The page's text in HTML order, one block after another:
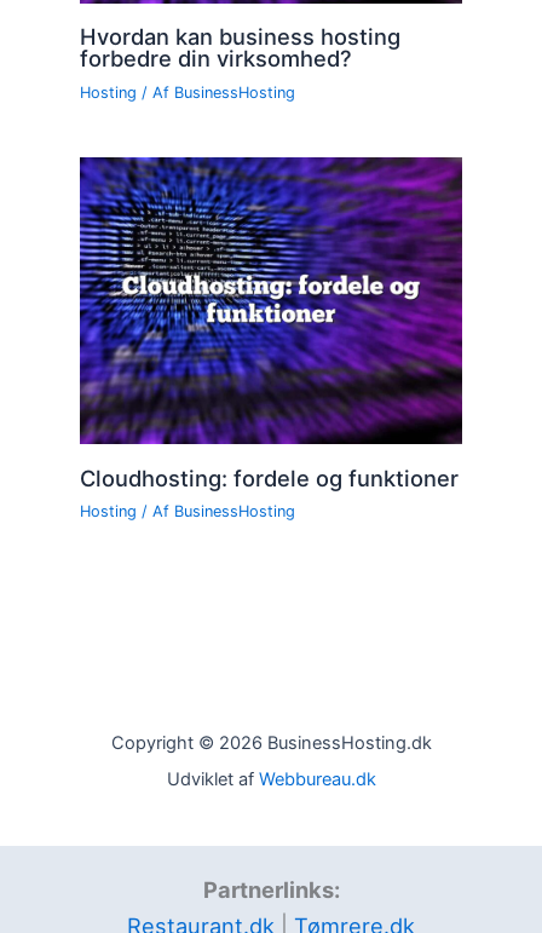
Hvordan kan business hosting
forbedre din virksomhed?
Hosting / Af BusinessHosting
Cloudhosting: fordele og funktioner
Hosting / Af BusinessHosting
Copyright © 2026 BusinessHosting.dk
Udviklet af Webbureau.dk
Partnerlinks:
Restaurant.dk
Tømrere.dk